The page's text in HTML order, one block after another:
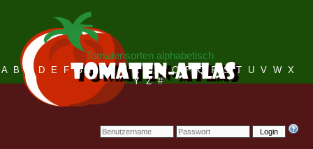
Login
Tomatensorten alphabetisch
A B C D E F G H I J K L M N O P Q R S T U V W X
Y Z #